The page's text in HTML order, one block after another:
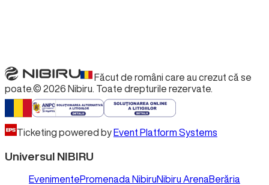
Făcut de români care au crezut că se
poate.© 2026 Nibiru. Toate drepturile rezervate.
Ticketing powered by Event Platform Systems
Universul NIBIRU
EvenimentePromenada NibiruNibiru ArenaBerăria